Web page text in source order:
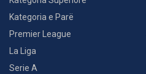
Kategoria e Parë
Premier League
La Liga
Serie A